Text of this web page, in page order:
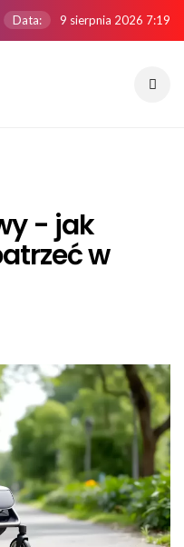
Data: 9 sierpnia 2026 7:19
- jak
w